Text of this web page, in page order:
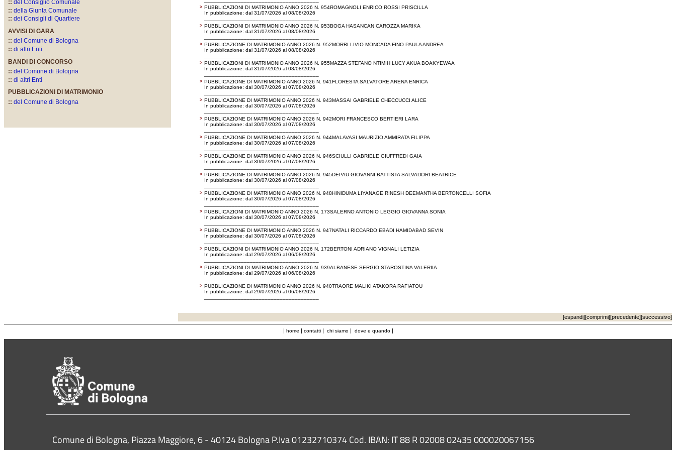
:: del Consiglio Comunale
:: della Giunta Comunale
:: dei Consigli di Quartiere
AVVISI DI GARA
:: del Comune di Bologna
:: di altri Enti
BANDI DI CONCORSO
:: del Comune di Bologna
:: di altri Enti
PUBBLICAZIONI DI MATRIMONIO
:: del Comune di Bologna
> PUBBLICAZIONI DI MATRIMONIO ANNO 2026 N. 954ROMAGNOLI ENRICO ROSSI PRISCILLA
In pubblicazione: dal 31/07/2026 al 08/08/2026
> PUBBLICAZIONI DI MATRIMONIO ANNO 2026 N. 953BOGA HASANCAN CAROZZA MARIKA
In pubblicazione: dal 31/07/2026 al 08/08/2026
> PUBBLICAZIONE DI MATRIMONIO ANNO 2026 N. 952MORRI LIVIO MONCADA FINO PAULA ANDREA
In pubblicazione: dal 31/07/2026 al 08/08/2026
> PUBBLICAZIONI DI MATRIMONIO ANNO 2026 N. 955MAZZA STEFANO NTIMIH LUCY AKUA BOAKYEWAA
In pubblicazione: dal 31/07/2026 al 08/08/2026
> PUBBLICAZIONE DI MATRIMONIO ANNO 2026 N. 941FLORESTA SALVATORE ARENA ENRICA
In pubblicazione: dal 30/07/2026 al 07/08/2026
> PUBBLICAZIONE DI MATRIMONIO ANNO 2026 N. 943MASSAI GABRIELE CHECCUCCI ALICE
In pubblicazione: dal 30/07/2026 al 07/08/2026
> PUBBLICAZIONE DI MATRIMONIO ANNO 2026 N. 942MORI FRANCESCO BERTIERI LARA
In pubblicazione: dal 30/07/2026 al 07/08/2026
> PUBBLICAZIONE DI MATRIMONIO ANNO 2026 N. 944MALAVASI MAURIZIO AMMIRATA FILIPPA
In pubblicazione: dal 30/07/2026 al 07/08/2026
> PUBBLICAZIONE DI MATRIMONIO ANNO 2026 N. 946SCIULLI GABRIELE GIUFFREDI GAIA
In pubblicazione: dal 30/07/2026 al 07/08/2026
> PUBBLICAZIONE DI MATRIMONIO ANNO 2026 N. 945DEPAU GIOVANNI BATTISTA SALVADORI BEATRICE
In pubblicazione: dal 30/07/2026 al 07/08/2026
> PUBBLICAZIONE DI MATRIMONIO ANNO 2026 N. 948HINIDUMA LIYANAGE RINESH DEEMANTHA BERTONCELLI SOFIA
In pubblicazione: dal 30/07/2026 al 07/08/2026
> PUBBLICAZIONI DI MATRIMONIO ANNO 2026 N. 173SALERNO ANTONIO LEGGIO GIOVANNA SONIA
In pubblicazione: dal 30/07/2026 al 07/08/2026
> PUBBLICAZIONE DI MATRIMONIO ANNO 2026 N. 947NATALI RICCARDO EBADI HAMIDABAD SEVIN
In pubblicazione: dal 30/07/2026 al 07/08/2026
> PUBBLICAZIONI DI MATRIMONIO ANNO 2026 N. 172BERTONI ADRIANO VIGNALI LETIZIA
In pubblicazione: dal 29/07/2026 al 06/08/2026
> PUBBLICAZIONI DI MATRIMONIO ANNO 2026 N. 939ALBANESE SERGIO STAROSTINA VALERIIA
In pubblicazione: dal 29/07/2026 al 06/08/2026
> PUBBLICAZIONE DI MATRIMONIO ANNO 2026 N. 940TRAORE MALIKI ATAKORA RAFIATOU
In pubblicazione: dal 29/07/2026 al 06/08/2026
[espandi][comprimi][precedente][successivo]
| home | contatti | chi siamo | dove e quando |
Contacts
Comune di Bologna, Piazza Maggiore, 6 - 40124 Bologna P.Iva 01232710374 Cod. IBAN: IT 88 R 02008 02435 000020067156